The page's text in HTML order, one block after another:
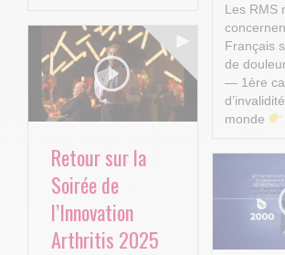
Les RMS
Français
de
— 1ère
monde
Retour sur la
Soirée de
l’Innovation
Arthritis 2025